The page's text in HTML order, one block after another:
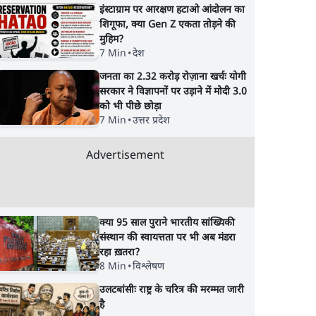
इंस्टाग्राम पर आरक्षण हटाओ आंदोलन का
शिगूफा, क्या Gen Z एकता तोड़ने की
मुहिम?
7 Min •देश
जनता का 2.32 करोड़ रोज़ाना खर्चः योगी
सरकार ने विज्ञापनों पर उड़ाने में मोदी 3.0
को भी पीछे छोड़ा
7 Min •उत्तर प्रदेश
Advertisement
क्या 95 साल पुराने भारतीय सांख्यिकी
संस्थान की स्वायत्तता पर भी अब मंडरा
रहा ख़तरा?
8 Min •विश्लेषण
उलटबांसीः राष्ट्र के चरित्र की मरम्मत जारी
है